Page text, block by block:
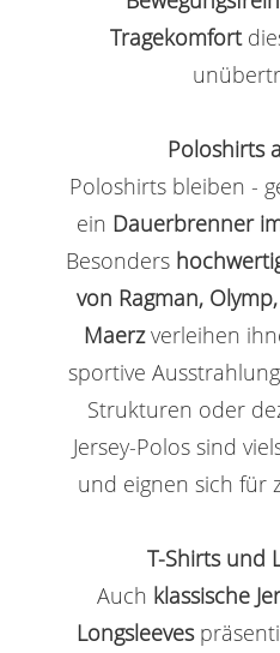
Tragekomfort
Poloshirts
Poloshirts bleiben -
ein Dauerbrenner
Besonders
von Ragman,
Maerzverleihen
sportive
Strukturen oder
Jersey-Polos sind
und eignen sich für
T-Shirts und
Auch klassische
Longsleeves